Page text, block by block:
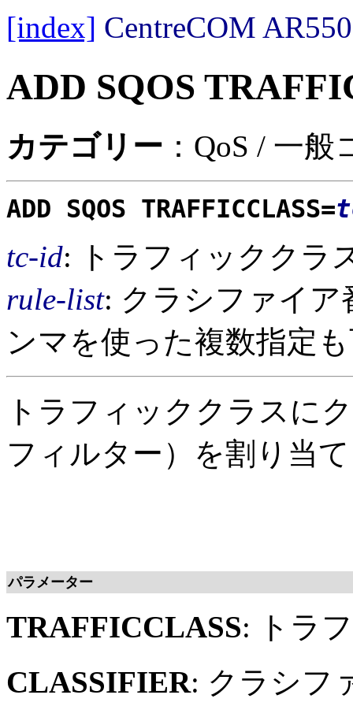
[index] CentreCOM
ADD SQOS
カテゴリー ：QoS / 一
ADD SQOS TRAFFICCLASS=
tc-id: トラフィッククラ
rule-list: クラシファイア
ンマを使った複数指定
トラフィッククラスに
フィルター）を割り当
パラメーター
TRAFFICCLASS: トラ
CLASSIFIER: クラシフ